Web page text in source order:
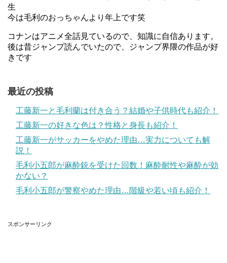
生
今は毛利のおっちゃんより年上です笑
コナンはアニメ全話見ているので、知識に自信あります。
後は昔ジャンプ読んでいたので、ジャンプ界隈の作品が好
きです
最近の投稿
工藤新一と毛利蘭は付き合う？結婚や子供時代も紹介！
工藤新一の好きな色は？性格と身長も紹介！
工藤新一がサッカーをやめた理由…実力についても解
説！
毛利小五郎が麻酔銃を受けた回数！麻酔耐性や麻酔が効
かない？
毛利小五郎が警察やめた理由…階級や若い頃も紹介！
スポンサーリンク